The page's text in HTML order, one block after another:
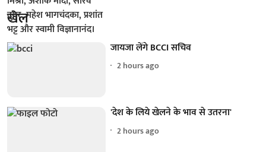
खेल
जायजा लेंगे BCCI सचिव
2 hours ago
'देश के लिये खेलने के भाव से उतरना'
2 hours ago